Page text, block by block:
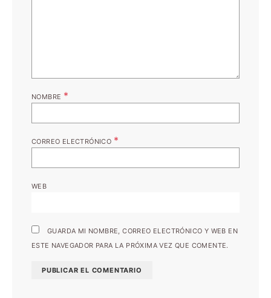
NOMBRE *
CORREO ELECTRÓNICO *
WEB
GUARDA MI NOMBRE, CORREO ELECTRÓNICO Y WEB EN
ESTE NAVEGADOR PARA LA PRÓXIMA VEZ QUE COMENTE.